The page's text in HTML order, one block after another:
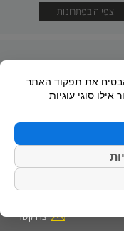
צפייה בפתרונות
צפייה בפתרונות
צרו קשר
את תפקוד האתר
סוגי עוגיות